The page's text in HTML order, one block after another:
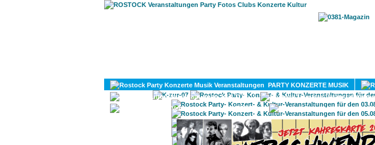
PARTY KONZERTE MUSIK
KULTUR
DIVERSES